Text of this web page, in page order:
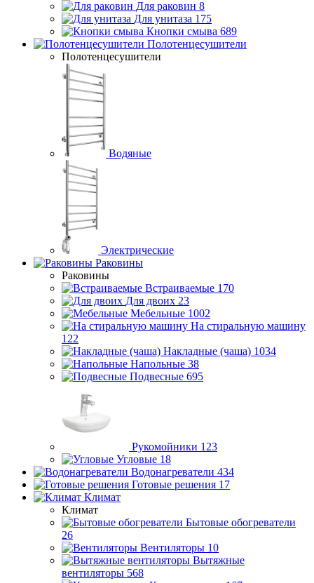
Для раковин 8
Для унитаза 175
Кнопки смыва 689
Полотенцесушители
Полотенцесушители
Водяные
Электрические
Раковины
Раковины
Встраиваемые 170
Для двоих 23
Мебельные 1002
На стиральную машину
122
Накладные (чаша) 1034
Напольные 38
Подвесные 695
Рукомойники 123
Угловые 18
Водонагреватели 434
Готовые решения 17
Климат
Климат
Бытовые обогреватели
26
Вентиляторы 10
Вытяжные
вентиляторы 568